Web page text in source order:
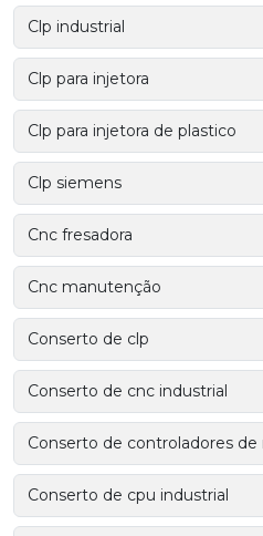
Clp industrial
Clp para injetora
Clp para injetora de plastico
Clp siemens
Cnc fresadora
Cnc manutenção
Conserto de clp
Conserto de cnc industrial
Conserto de controladores de
Conserto de cpu industrial